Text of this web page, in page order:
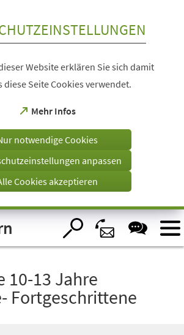
Website erklären Sie sich damit
Seite Cookies verwendet.
Mehr Infos
(Öffnet
einem
Tab)
notwendige Cookies
anpassen
Cookies akzeptieren
10-13 Jahre
Fortgeschrittene